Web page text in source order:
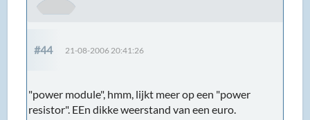
#44 21-08-2006 20:41:26
"power module", hmm, lijkt meer op een "power
resistor". EEn dikke weerstand van een euro.